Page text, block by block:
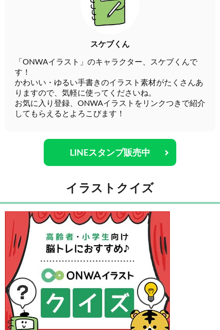
スケブくん
「ONWAイラスト」のキャラクター、スケブくんで
す！
かわいい・ゆるい手書きのイラスト素材がたくさんあ
りますので、気軽に使ってくださいね。
お気に入り登録、ONWAイラストをリンクつきで紹介
してもらえるとよろこびます！
LINEスタンプ販売中
イラストクイズ